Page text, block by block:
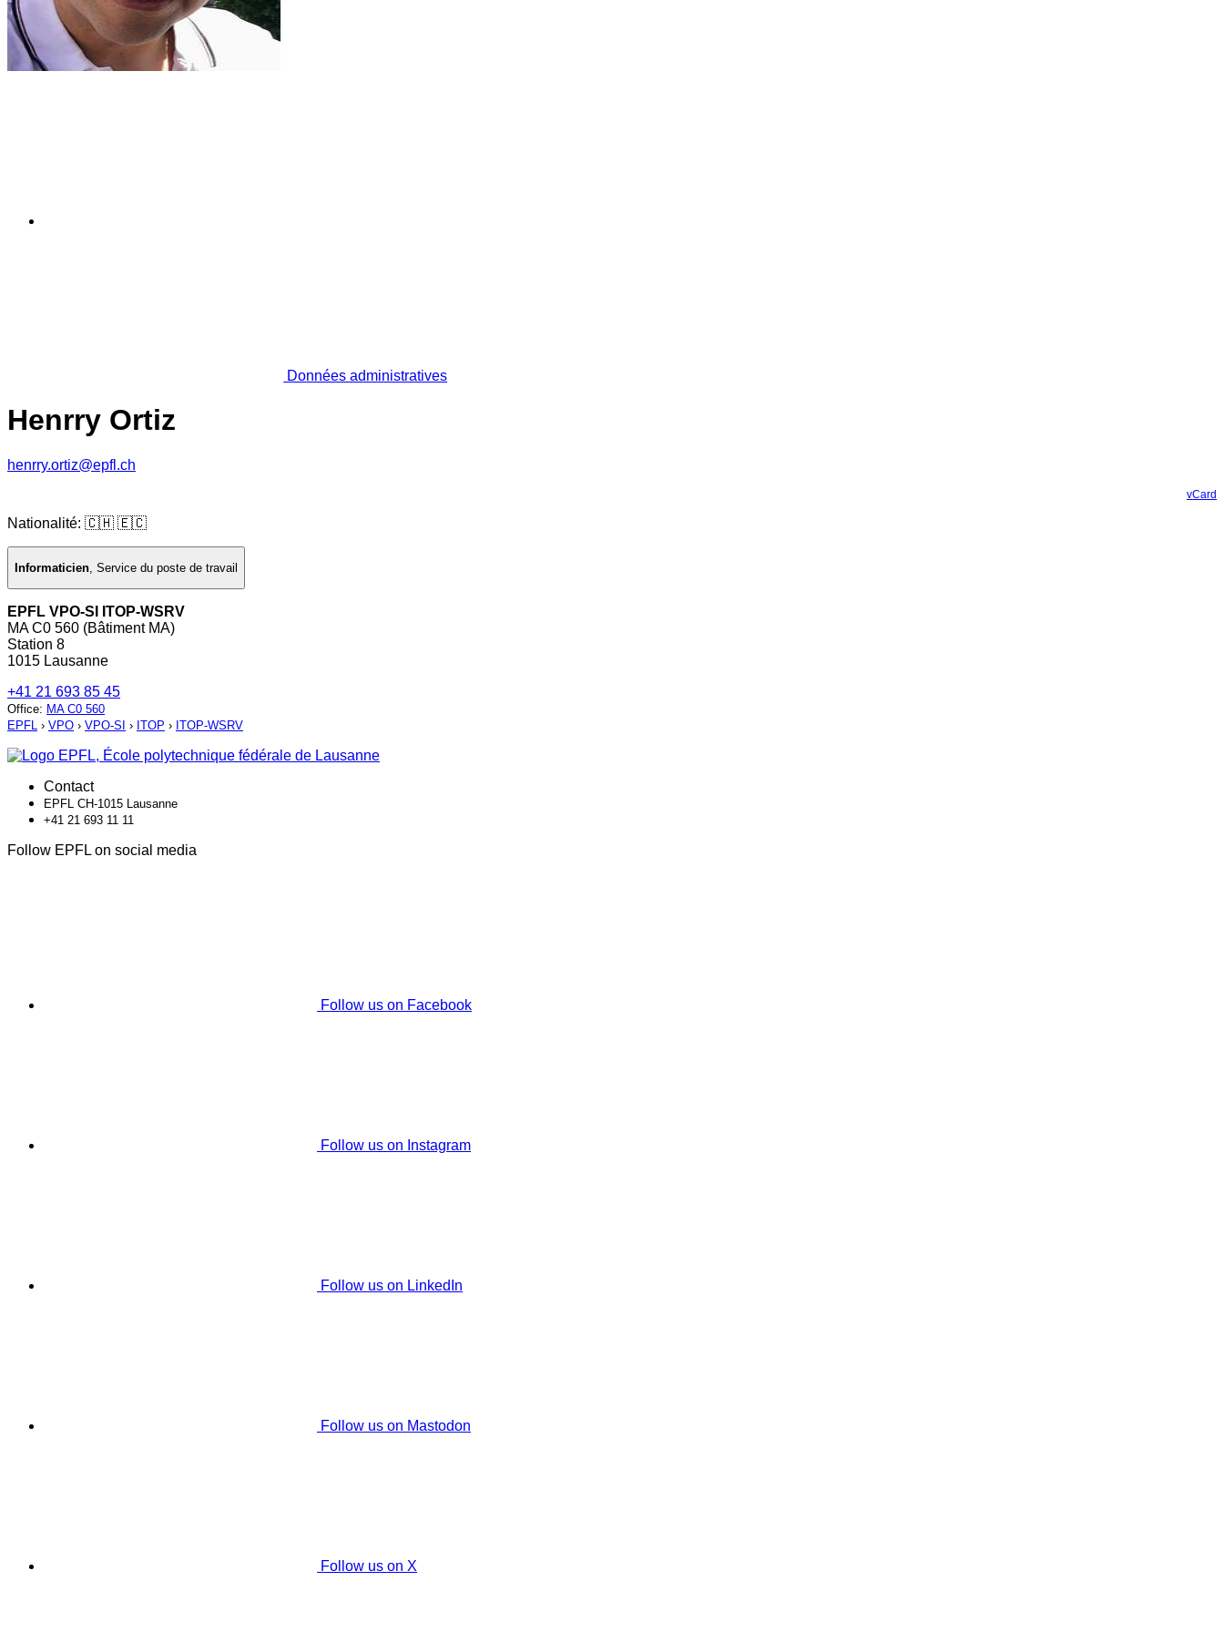
Données administratives
Henrry Ortiz
henrry.ortiz@epfl.ch
vCard
Nationalité: 🇨🇭 🇪🇨
Informaticien, Service du poste de travail
EPFL VPO-SI ITOP-WSRV
MA C0 560 (Bâtiment MA)
Station 8
1015 Lausanne
+41 21 693 85 45
Office: MA C0 560
EPFL › VPO › VPO-SI › ITOP › ITOP-WSRV
Contact
EPFL CH-1015 Lausanne
+41 21 693 11 11
Follow EPFL on social media
Follow us on Facebook
Follow us on Instagram
Follow us on LinkedIn
Follow us on Mastodon
Follow us on X